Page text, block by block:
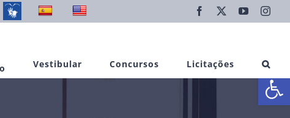
Abrir
Facebook YouTube
Vestibular Concursos Licitações